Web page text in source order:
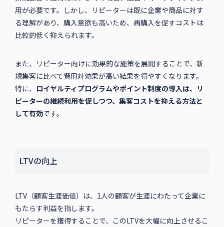
用が必要です。しかし、リピーターは既に企業や商品に対す
る理解があり、購入意欲も高いため、再購入を促すコストは
比較的低く抑えられます。
また、リピーター向けに効果的な施策を展開することで、新
規集客に比べて費用対効果が高い結果を得やすくなります。
特に、 ロイヤルティプログラムやポイント制度の導入は、リ
ピーターの継続利用を促しつつ、集客コストを抑える方法と
して有効です。
LTVの向上
LTV（顧客生涯価値）は、1人の顧客が生涯にわたって企業に
もたらす利益を指します。
リピーターを獲得することで、このLTVを大幅に向上させるこ